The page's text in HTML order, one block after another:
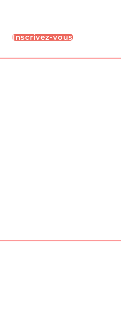
Inscrivez-vous